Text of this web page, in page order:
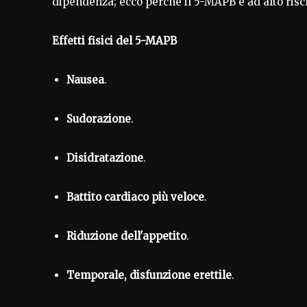
Effetti fisici del 5-MAPB
Nausea.
Sudorazione.
Disidratazione.
Battito cardiaco più veloce.
Riduzione dell'appetito.
Temporale, disfunzione erettile.